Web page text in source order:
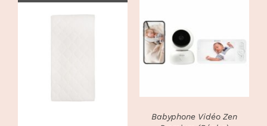
AJOUTER AU
PANIER
/
DÉTAILS
Babyphone Vidéo Zen